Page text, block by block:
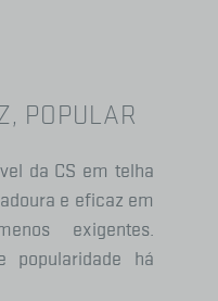
POPULAR
da CS em telha
e eficaz em
exigentes.
popularidade há